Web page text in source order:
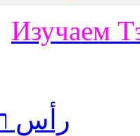
Изучаем
رأس